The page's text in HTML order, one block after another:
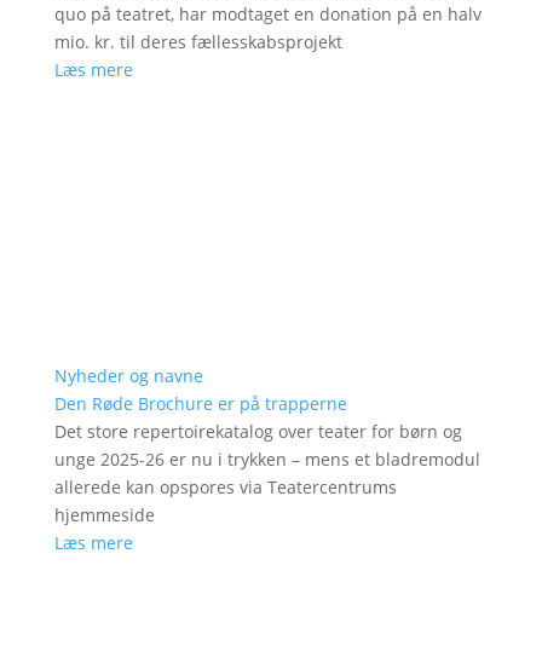
quo på teatret, har modtaget en donation på en halv
mio. kr. til deres fællesskabsprojekt
Læs mere
Nyheder og navne
Den Røde Brochure er på trapperne
Det store repertoirekatalog over teater for børn og
unge 2025-26 er nu i trykken – mens et bladremodul
allerede kan opspores via Teatercentrums
hjemmeside
Læs mere